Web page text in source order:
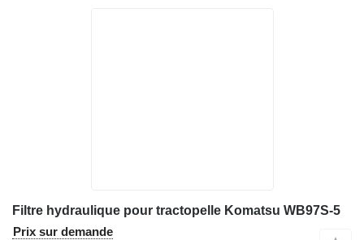
Filtre hydraulique pour tractopelle Komatsu WB97S-5
Prix sur demande